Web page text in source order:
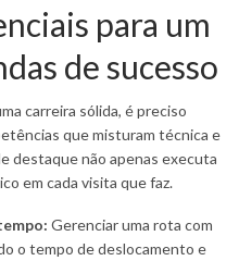
para um
de sucesso
carreira sólida, é preciso
que misturam técnica e
destaque não apenas executa
em cada visita que faz.
Gerenciar uma rota com
o tempo de deslocamento e